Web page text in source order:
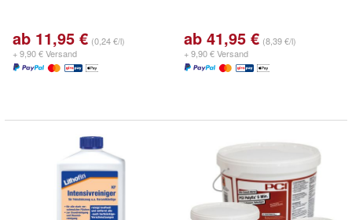
ab 11,95 € (0,24 €/l)
+ 9,90 € Versand
ab 41,95 € (8,39 €/l)
+ 9,90 € Versand